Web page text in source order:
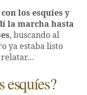
los esquíes y
la marcha hasta
, buscando al
ya estaba listo
relatar…
esquíes?